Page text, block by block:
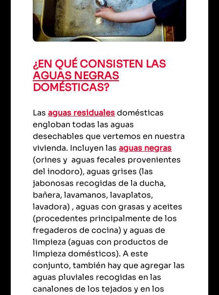
¿EN QUÉ CONSISTEN LAS
AGUAS NEGRAS
DOMÉSTICAS?
Lasaguas residualesdomésticas
engloban todas las aguas
desechables que vertemos en nuestra
vivienda. Incluyen lasaguas negras
(orines y aguas fecales provenientes
del inodoro), aguas grises (las
jabonosas recogidas de la ducha,
bañera, lavamanos, lavaplatos,
lavadora) , aguas con grasas y aceites
(procedentes principalmente de los
fregaderos de cocina) y aguas de
limpieza (aguas con productos de
limpieza domésticos). A este
conjunto, también hay que agregar las
aguas pluviales recogidas en las
canalones de los tejados y en los